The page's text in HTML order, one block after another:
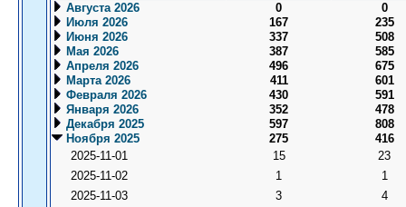
Августа 2026
0
0
Июля 2026
167
235
Июня 2026
337
508
Мая 2026
387
585
Апреля 2026
496
675
Марта 2026
411
601
Февраля 2026
430
591
Января 2026
352
478
Декабря 2025
597
808
Ноября 2025
275
416
2025-11-01
15
23
2025-11-02
1
1
2025-11-03
3
4